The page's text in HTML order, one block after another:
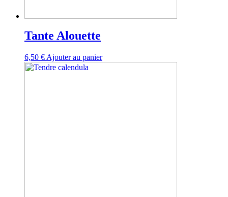
Tante Alouette
6,50 € Ajouter au panier